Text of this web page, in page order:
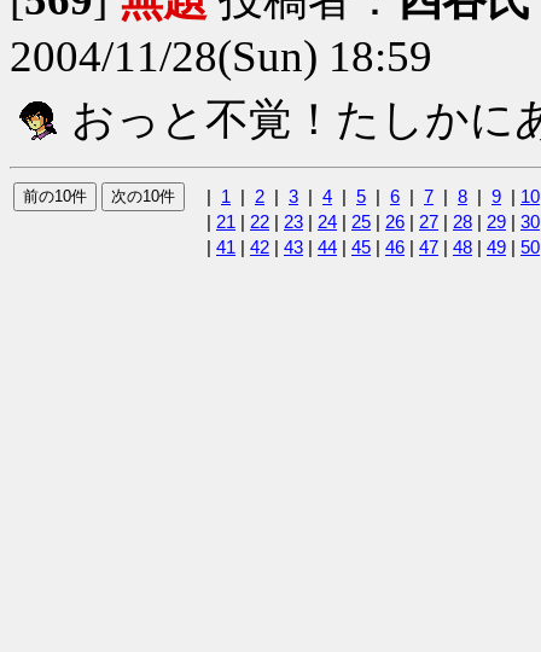
2004/11/28(Sun) 18:59
おっと不覚！たしかに
| 1 | 2 | 3 | 4 | 5 | 6 | 7 | 8 | 9 | 10
| 21 | 22 | 23 | 24 | 25 | 26 | 27 | 28 | 29 | 30
| 41 | 42 | 43 | 44 | 45 | 46 | 47 | 48 | 49 | 50